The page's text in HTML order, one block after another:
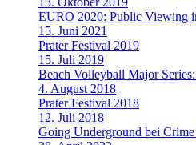
EURO 2020: Public Viewing
15. Juni 2021
Prater Festival 2019
15. Juli 2019
Beach Volleyball Major
4. August 2018
Prater Festival 2018
12. Juli 2018
Going Underground bei